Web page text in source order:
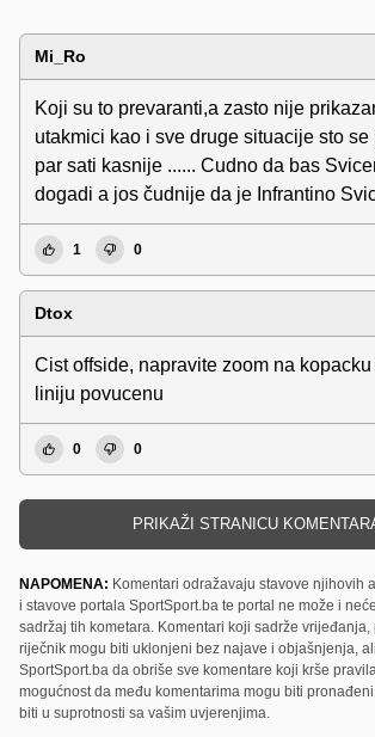
Mi_Ro
Koji su to prevaranti,a zasto nije
utakmici kao i sve druge situacije sto
par sati kasnije ...... Cudno da bas
dogadi a jos čudnije da je Infrantino
1 0
Dtox
Cist offside, napravite zoom na
liniju povucenu
0 0
PRIKAŽI STRANICU
NAPOMENA: Komentari odražavaju stavove njihovih
i stavove portala SportSport.ba te portal ne može i
sadržaj tih kometara. Komentari koji sadrže
riječnik mogu biti uklonjeni bez najave i objašnjenja,
SportSport.ba da obriše sve komentare koji krše
mogućnost da među komentarima mogu biti
biti u suprotnosti sa vašim uvjerenjima.